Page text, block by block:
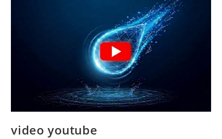
terminazione
fissa
video youtube